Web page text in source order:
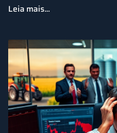
Leia mais...